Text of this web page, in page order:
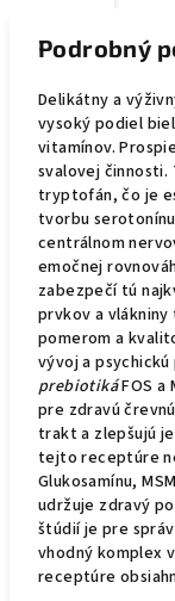
Podrobný
Delikátny a
vysoký podiel
vitamínov.
svalovej činnosti.
tryptofán, čo je
tvorbu
centrálnom
emočnej
zabezpečí tú
prvkov a vlákniny
pomerom a
vývoj a
prebiotikáFOS a
pre zdravú
trakt a zlepšujú
tejto receptúre
Glukosamínu,
udržuje zdravý
štúdií je pre
vhodný komplex
receptúre